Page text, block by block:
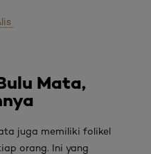
Mata,
juga memiliki folikel
orang. Ini yang